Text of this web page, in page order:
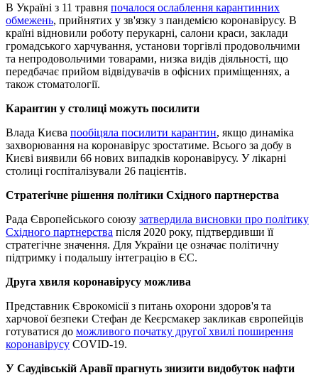
В Україні з 11 травня почалося ослаблення карантинних
обмежень, прийнятих у зв'язку з пандемією коронавірусу. В
країні відновили роботу перукарні, салони краси, заклади
громадського харчування, установи торгівлі продовольчими
та непродовольчими товарами, низка видів діяльності, що
передбачає прийом відвідувачів в офісних приміщеннях, а
також стоматології.
Карантин у столиці можуть посилити
Влада Києва пообіцяла посилити карантин, якщо динаміка
захворювання на коронавірус зростатиме. Всього за добу в
Києві виявили 66 нових випадків коронавірусу. У лікарні
столиці госпіталізували 26 пацієнтів.
Стратегічне рішення політики Східного партнерства
Рада Європейського союзу затвердила висновки про політику
Східного партнерства після 2020 року, підтвердивши її
стратегічне значення. Для України це означає політичну
підтримку і подальшу інтеграцію в ЄС.
Друга хвиля коронавірусу можлива
Представник Єврокомісії з питань охорони здоров'я та
харчової безпеки Стефан де Кеєрсмакер закликав європейців
готуватися до можливого початку другої хвилі поширення
коронавірусу COVID-19.
У Саудівській Аравії прагнуть знизити видобуток нафти